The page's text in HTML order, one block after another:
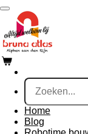
Ga
direct
naar
de
hoofdinhoud
Home
Blog